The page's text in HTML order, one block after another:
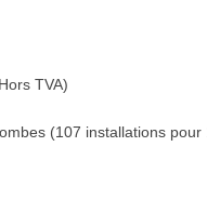
TVA)
(107 installations